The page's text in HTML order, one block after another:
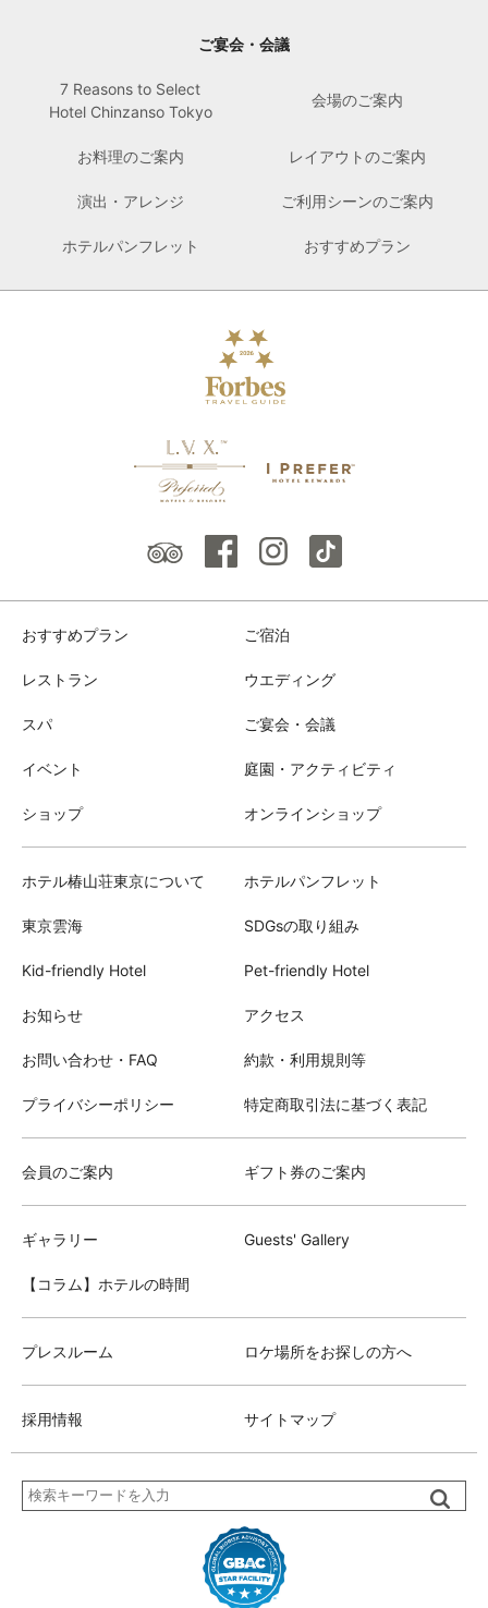
ご宴会・会議
7 Reasons to Select
Hotel Chinzanso Tokyo
会場のご案内
お料理のご案内 レイアウトのご案内
演出・アレンジ ご利用シーンのご案内
ホテルパンフレット おすすめプラン
おすすめプラン ご宿泊
レストラン ウエディング
スパ ご宴会・会議
イベント 庭園・アクティビティ
ショップ オンラインショップ
ホテル椿山荘東京について ホテルパンフレット
東京雲海 SDGsの取り組み
Kid-friendly Hotel Pet-friendly Hotel
お知らせ アクセス
お問い合わせ・FAQ 約款・利用規則等
プライバシーポリシー 特定商取引法に基づく表記
会員のご案内 ギフト券のご案内
ギャラリー Guests' Gallery
【コラム】ホテルの時間
プレスルーム ロケ場所をお探しの方へ
採用情報 サイトマップ